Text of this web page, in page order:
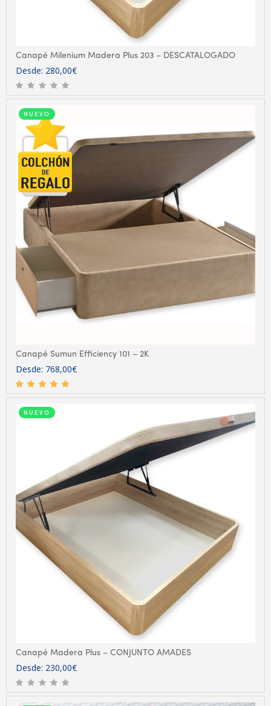
Canapé Milenium Madera Plus 203 – DESCATALOGADO
Desde: 280,00€
NUEVO
Canapé Sumun Efficiency 101 – 2K
Desde: 768,00€
NUEVO
Canapé Madera Plus – CONJUNTO AMADES
Desde: 230,00€